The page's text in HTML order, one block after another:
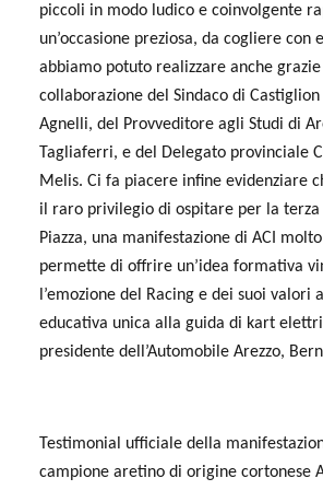
piccoli in modo ludico e coinvolgente
un’occasione preziosa, da cogliere con
abbiamo potuto realizzare anche
collaborazione del Sindaco di
Agnelli, del Provveditore agli Studi di
Tagliaferri, e del Delegato provinciale
Melis. Ci fa piacere infine evidenziare
il raro privilegio di ospitare per la
Piazza, una manifestazione di ACI
permette di offrire un’idea formativa
l’emozione del Racing e dei suoi valori
educativa unica alla guida di kart
presidente dell’Automobile Arezzo,
Testimonial ufficiale della
campione aretino di origine cortonese